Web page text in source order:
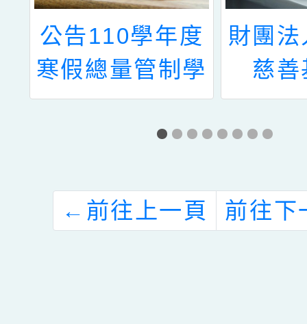
公告110學年度
寒假總量管制學
生缺額數
財團
慈善
「月
← 前往上一頁 前往下